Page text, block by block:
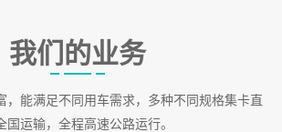
我们的业务
，能满足不同用车需求，多种不同规格集卡直
国运输，全程高速公路运行。